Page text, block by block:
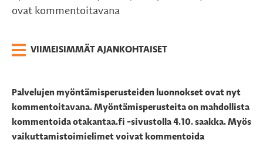
ovat kommentoitavana
VIIMEISIMMÄT AJANKOHTAISET
Palvelujen myöntämisperusteiden luonnokset ovat nyt
kommentoitavana. Myöntämisperusteita on mahdollista
kommentoida otakantaa.fi -sivustolla 4.10. saakka. Myös
vaikuttamistoimielimet voivat kommentoida